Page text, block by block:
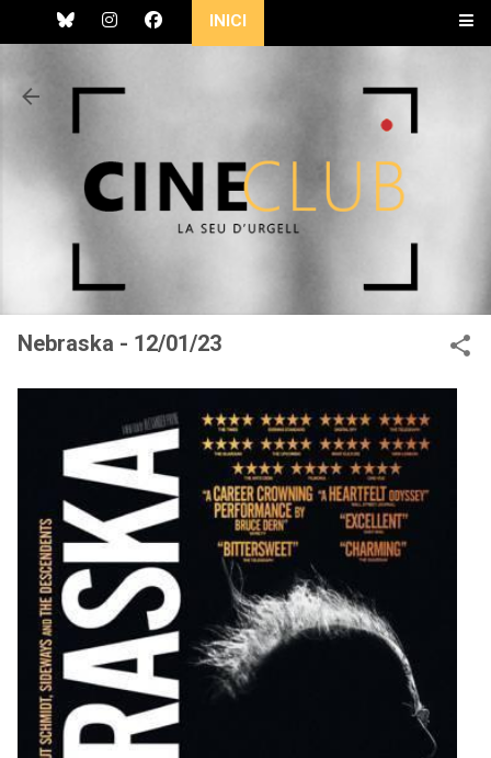
INICI
Salta al contingut principal
Nebraska - 12/01/23